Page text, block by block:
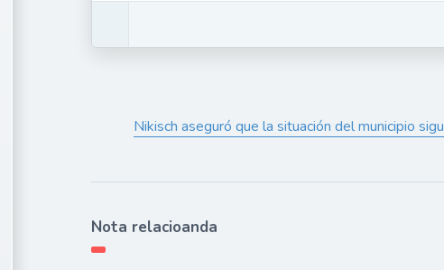
Nikisch aseguró que la situación del municipio
Nota relacioanda